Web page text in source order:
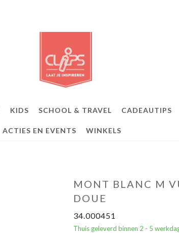
KIDS SCHOOL & TRAVEL CADEAUTIPS
ACTIES EN EVENTS WINKELS
MONT BLANC M
DOUE
34.000451
Thuis geleverd binnen 2 - 5